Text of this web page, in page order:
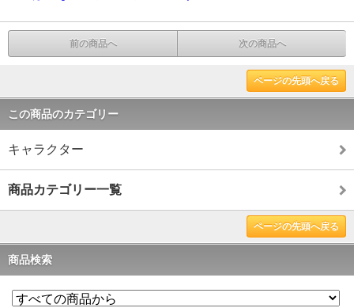
前の商品へ 次の商品へ
ページの先頭へ戻る
この商品のカテゴリー
キャラクター
商品カテゴリー一覧
ページの先頭へ戻る
商品検索